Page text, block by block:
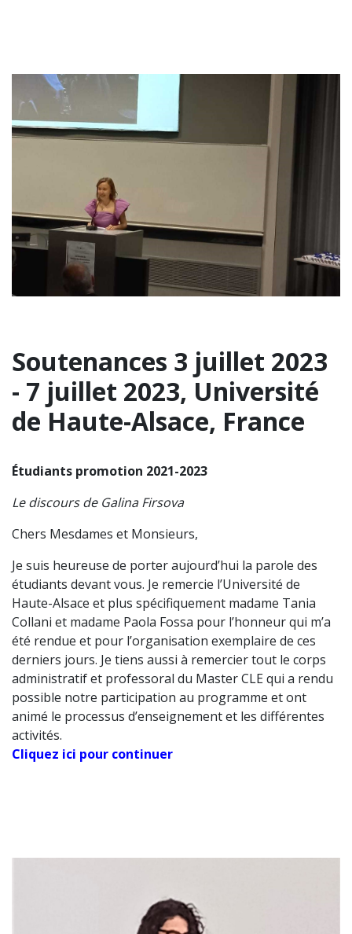
Soutenances 3 juillet 2023
- 7 juillet 2023, Université
de Haute-Alsace, France
Étudiants promotion 2021-2023
Le discours de Galina Firsova
Chers Mesdames et Monsieurs,
Je suis heureuse de porter aujourd’hui la parole des
étudiants devant vous. Je remercie l’Université de
Haute-Alsace et plus spécifiquement madame Tania
Collani et madame Paola Fossa pour l’honneur qui m’a
été rendue et pour l’organisation exemplaire de ces
derniers jours. Je tiens aussi à remercier tout le corps
administratif et professoral du Master CLE qui a rendu
possible notre participation au programme et ont
animé le processus d’enseignement et les différentes
activités.
Cliquez ici pour continuer